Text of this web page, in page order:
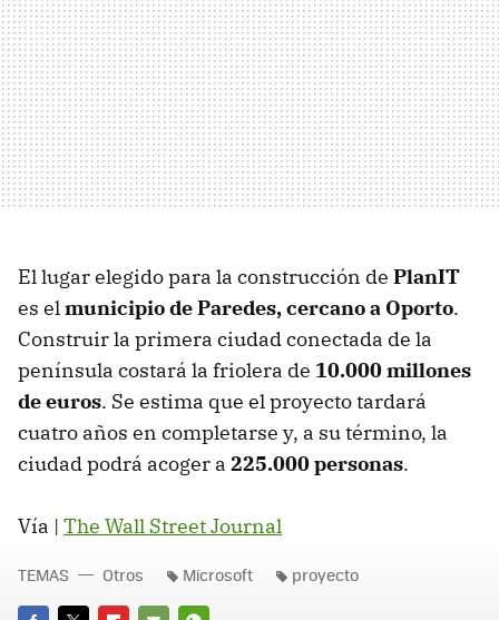
El lugar elegido para la construcción de PlanIT
es elmunicipio de Paredes, cercano a Oporto.
Construir la primera ciudad conectada de la
península costará la friolera de 10.000 millones
de euros. Se estima que el proyecto tardará
cuatro años en completarse y, a su término, la
ciudad podrá acoger a 225.000 personas.
Vía | The Wall Street Journal
TEMAS Otros Microsoft proyecto